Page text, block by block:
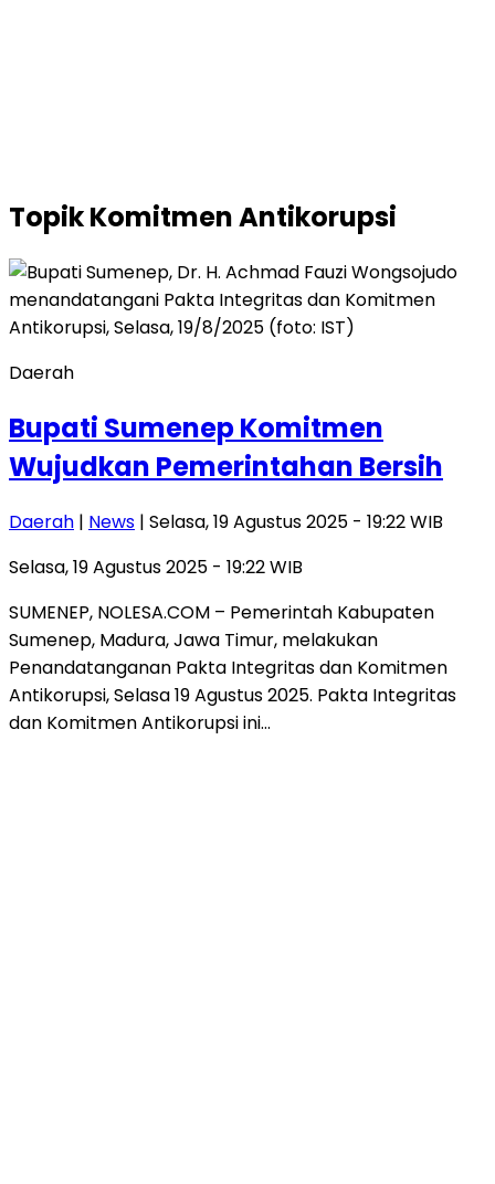
TopikKomitmen Antikorupsi
Daerah
Bupati Sumenep Komitmen
Wujudkan Pemerintahan Bersih
Daerah | News | Selasa, 19 Agustus 2025 - 19:22 WIB
Selasa, 19 Agustus 2025 - 19:22 WIB
SUMENEP, NOLESA.COM – Pemerintah Kabupaten
Sumenep, Madura, Jawa Timur, melakukan
Penandatanganan Pakta Integritas dan Komitmen
Antikorupsi, Selasa 19 Agustus 2025. Pakta Integritas
dan Komitmen Antikorupsi ini…